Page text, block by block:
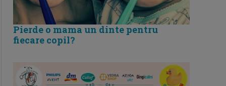
Pierde o mama un dinte pentru
fiecare copil?